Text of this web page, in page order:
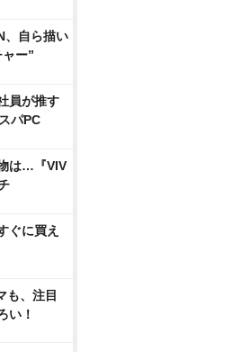
、自ら描い
ー”
員が推す
パPC
は…『VIV
ぐに買え
も、注目
い！